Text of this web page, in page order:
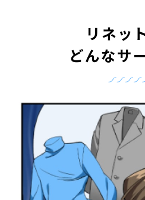
リネッ
どんなサ